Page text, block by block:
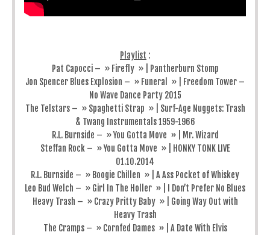
Playlist :
Pat Capocci – » Firefly » | Pantherburn Stomp
Jon Spencer Blues Explosion – » Funeral » | Freedom Tower –
No Wave Dance Party 2015
The Telstars – » Spaghetti Strap » | Surf-Age Nuggets: Trash
& Twang Instrumentals 1959-1966
R.L. Burnside – » You Gotta Move » | Mr. Wizard
Steffan Rock – » You Gotta Move » | HONKY TONK LIVE
01.10.2014
R.L. Burnside – » Boogie Chillen » | A Ass Pocket of Whiskey
Leo Bud Welch – » Girl In The Holler » | I Don’t Prefer No Blues
Heavy Trash – » Crazy Pritty Baby » | Going Way Out with
Heavy Trash
The Cramps – » Cornfed Dames » | A Date With Elvis